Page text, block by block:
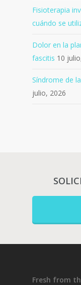
Fisioterapia
cuándo se
Dolor en la
fascitis 10
Síndrome de
julio, 2026
Fresh from